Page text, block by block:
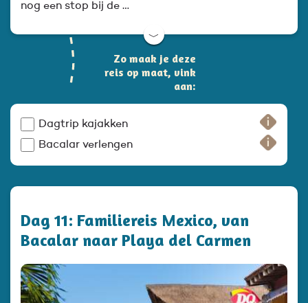
nog een stop bij de …
﹀
Zo maak je deze
reis op maat, vink
aan:
Dagtrip kajakken
Bacalar verlengen
Dag 11: Familiereis Mexico, van
Bacalar naar Playa del Carmen